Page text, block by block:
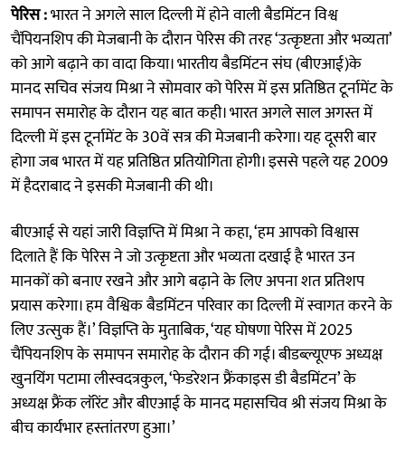
पेरिस :भारत ने अगले साल दिल्ली में होने वाली बैडमिंटन विश्व
चैंपियनशिप की मेजबानी के दौरान पेरिस की तरह ‘उत्कृष्टता और भव्यता’
को आगे बढ़ाने का वादा किया। भारतीय बैडमिंटन संघ (बीएआई)के
मानद सचिव संजय मिश्रा ने सोमवार को पेरिस में इस प्रतिष्ठित टूर्नामेंट के
समापन समारोह के दौरान यह बात कही। भारत अगले साल अगस्त में
दिल्ली में इस टूर्नामेंट के 30वें सत्र की मेजबानी करेगा। यह दूसरी बार
होगा जब भारत में यह प्रतिष्ठित प्रतियोगिता होगी। इससे पहले यह 2009
में हैदराबाद ने इसकी मेजबानी की थी।
बीएआई से यहां जारी विज्ञप्ति में मिश्रा ने कहा, ‘हम आपको विश्वास
दिलाते हैं कि पेरिस ने जो उत्कृष्टता और भव्यता दखाई है भारत उन
मानकों को बनाए रखने और आगे बढ़ाने के लिए अपना शत प्रतिशप
प्रयास करेगा। हम वैश्विक बैडमिंटन परिवार का दिल्ली में स्वागत करने के
लिए उत्सुक हैं।’ विज्ञप्ति के मुताबिक, ‘यह घोषणा पेरिस में 2025
चैंपियनशिप के समापन समारोह के दौरान की गई। बीडब्ल्यूएफ अध्यक्ष
खुनयिंग पटामा लीस्वदत्रकुल, ‘फेडरेशन फ्रैंकाइस डी बैडमिंटन’ के
अध्यक्ष फ्रैंक लॉरेंट और बीएआई के मानद महासचिव श्री संजय मिश्रा के
बीच कार्यभार हस्तांतरण हुआ।’